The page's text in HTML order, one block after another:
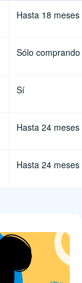
Hasta 18 meses
Sólo
Sí
Hasta 24 meses
Hasta 24 meses